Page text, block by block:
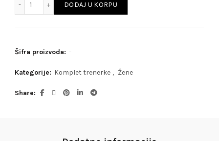
DODAJ U KORPU
Šifra proizvoda: -
Kategorije: Komplet trenerke , Žene
Share